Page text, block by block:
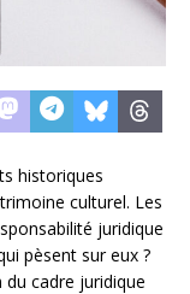
historiques
culturel. Les
juridique
pèsent sur eux ?
cadre juridique